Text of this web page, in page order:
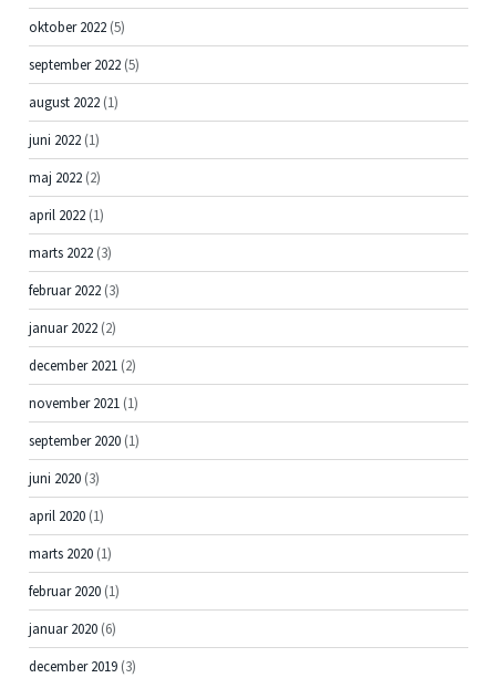
oktober 2022 (5)
september 2022 (5)
august 2022 (1)
juni 2022 (1)
maj 2022 (2)
april 2022 (1)
marts 2022 (3)
februar 2022 (3)
januar 2022 (2)
december 2021 (2)
november 2021 (1)
september 2020 (1)
juni 2020 (3)
april 2020 (1)
marts 2020 (1)
februar 2020 (1)
januar 2020 (6)
december 2019 (3)